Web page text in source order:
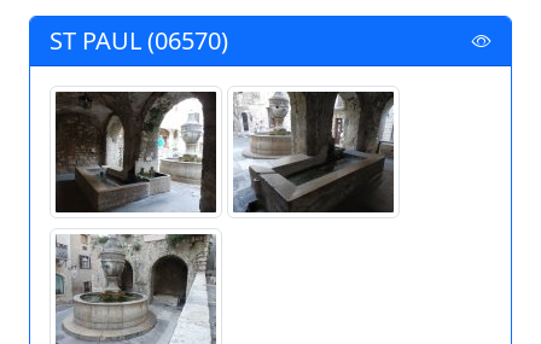
ST PAUL (06570)